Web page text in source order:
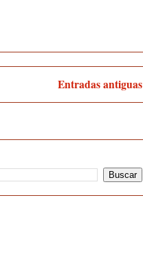
Entradas antiguas